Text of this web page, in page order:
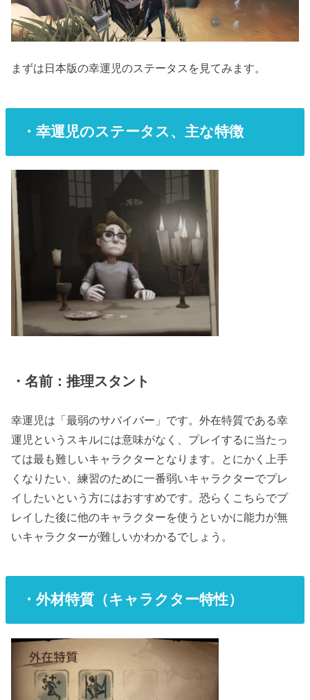
まずは日本版の幸運児のステータスを見てみます。
・幸運児のステータス、主な特徴
・名前：推理スタント
幸運児は「最弱のサバイバー」です。外在特質である幸
運児というスキルには意味がなく、プレイするに当たっ
ては最も難しいキャラクターとなります。とにかく上手
くなりたい、練習のために一番弱いキャラクターでプレ
イしたいという方にはおすすめです。恐らくこちらでプ
レイした後に他のキャラクターを使うといかに能力が無
いキャラクターが難しいかわかるでしょう。
・外材特質（キャラクター特性）